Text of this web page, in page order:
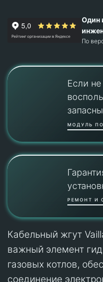
Один
По
Если не
МОДУЛЬ
РЕМОНТ И
Кабельный жгут
важный элемент
газовых котлов,
соединение